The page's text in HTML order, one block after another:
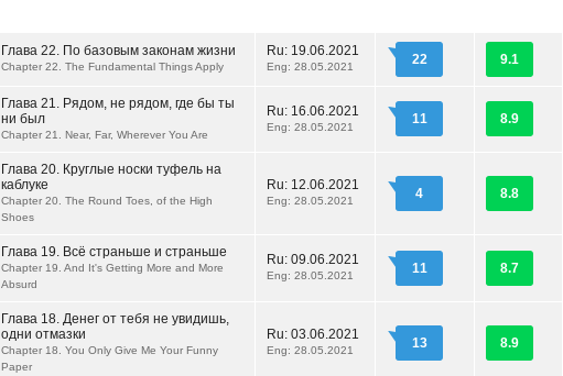
Глава 22. По базовым законам жизни
Chapter 22. The Fundamental Things Apply
Ru: 19.06.2021
Eng: 28.05.2021 22 9.1
Глава 21. Рядом, не рядом, где бы ты
ни был
Chapter 21. Near, Far, Wherever You Are
Ru: 16.06.2021
Eng: 28.05.2021
11 8.9
Глава 20. Круглые носки туфель на
каблуке
Chapter 20. The Round Toes, of the High
Shoes
Ru: 12.06.2021
Eng: 28.05.2021 4 8.8
Глава 19. Всё страньше и страньше
Chapter 19. And It's Getting More and More
Absurd
Ru: 09.06.2021
Eng: 28.05.2021 11 8.7
Глава 18. Денег от тебя не увидишь,
одни отмазки
Chapter 18. You Only Give Me Your Funny
Paper
Ru: 03.06.2021
Eng: 28.05.2021 13 8.9